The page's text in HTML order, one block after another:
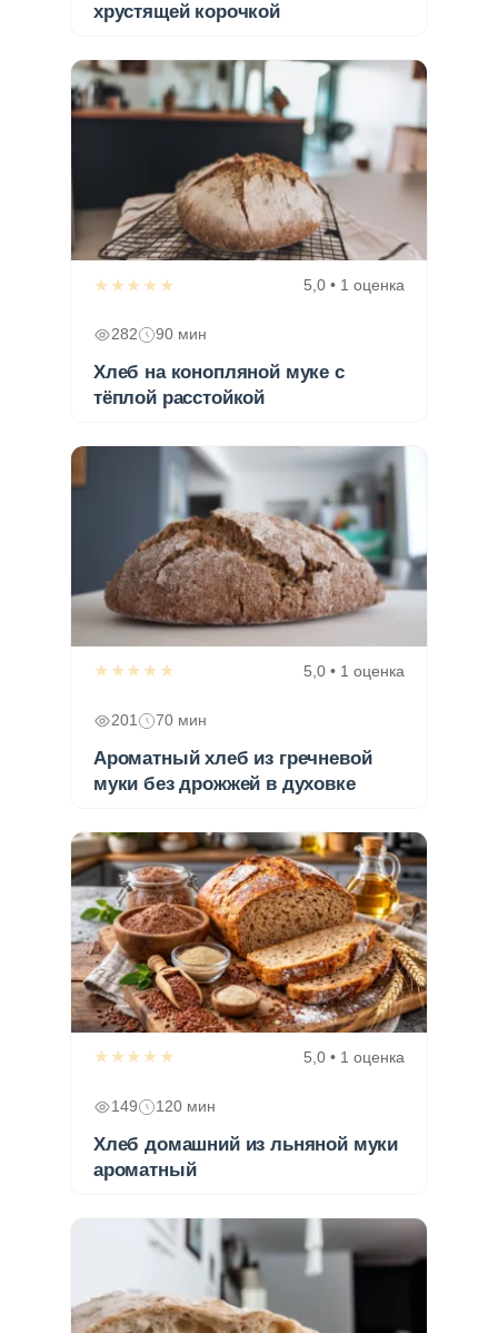
хрустящей корочкой
★★★★★ 5,0 • 1 оценка
282 90 мин
Хлеб на конопляной муке с
тёплой расстойкой
★★★★★ 5,0 • 1 оценка
201 70 мин
Ароматный хлеб из гречневой
муки без дрожжей в духовке
★★★★★ 5,0 • 1 оценка
149 120 мин
Хлеб домашний из льняной муки
ароматный